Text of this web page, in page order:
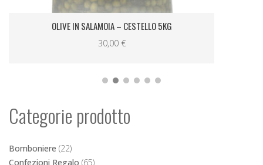
OLIVE IN SALAMOIA – CESTELLO 5KG
30,00 €
Categorie prodotto
Bomboniere (22)
Confezioni Regalo (65)